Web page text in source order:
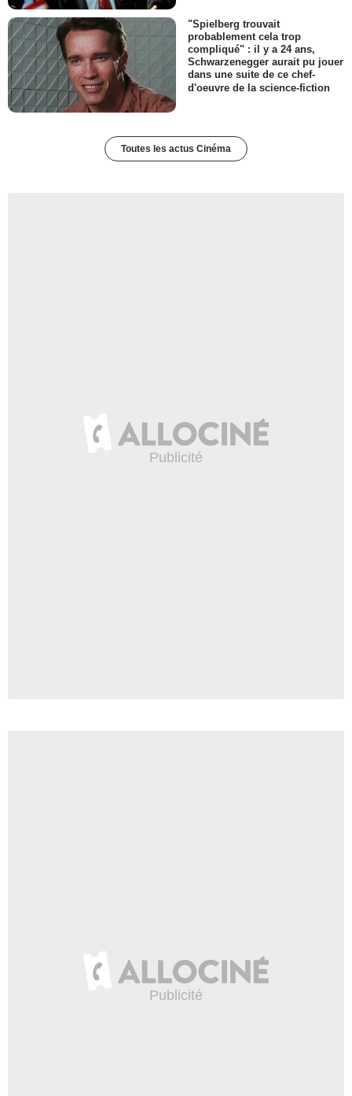
"Spielberg trouvait
probablement cela trop
compliqué" : il y a 24 ans,
Schwarzenegger aurait pu jouer
dans une suite de ce chef-
d'oeuvre de la science-fiction
Toutes les actus Cinéma